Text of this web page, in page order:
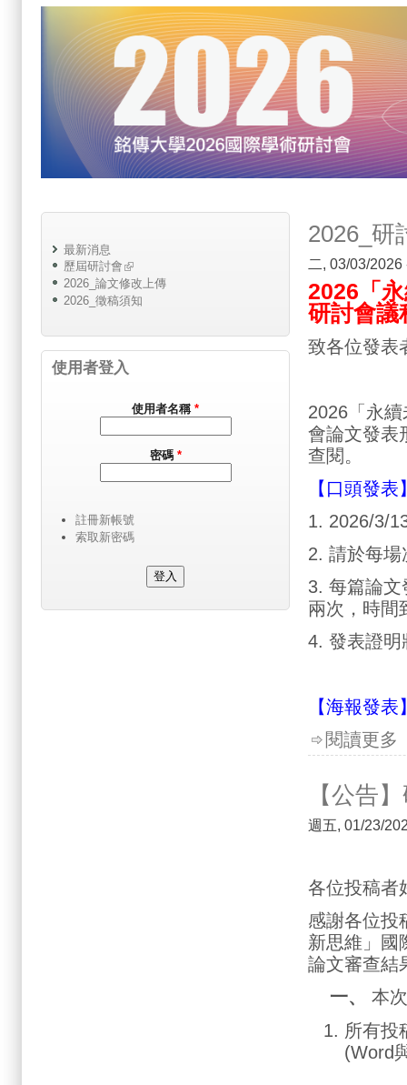
2026_研
二, 03/03/
2026「
研討會議
致各位發表
2026「永
會論文發表
查閱。
【口頭發表
1. 2026/3/
2. 請於每
3. 每篇論
兩次，時間
4. 發表證明
【海報發表
閱讀更多
【公告
週五, 01/23/
各位投稿者
感謝各位投
新思維」國
論文審查結
一、 本
所有投
(Word
最新消息
歷屆研討會
2026_論文修改上傳
2026_徵稿須知
使用者登入
使用者名稱 *
密碼 *
註冊新帳號
索取新密碼